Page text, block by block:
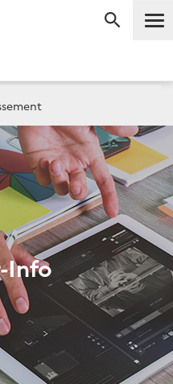
Info